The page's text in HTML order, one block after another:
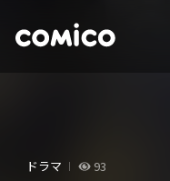
ドラマ 93